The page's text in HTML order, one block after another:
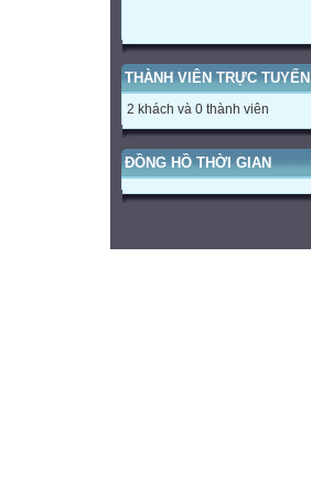
THÀNH VIÊN TRỰC TUYẾN
2 khách và 0 thành viên
ĐỒNG HỒ THỜI GIAN